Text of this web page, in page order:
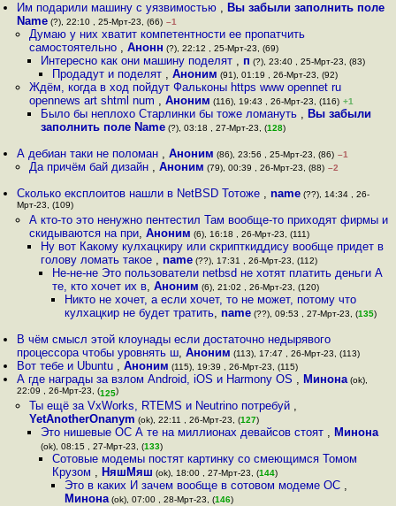
Им подарили машину с уязвимостью , Вы забыли заполнить поле
Name (?), 22:10 , 25-Мрт-23, (66) –1
Думаю у них хватит компетентности ее пропатчить
самостоятельно , Анонн (?), 22:12 , 25-Мрт-23, (69)
Интересно как они машину поделят , п (?), 23:40 , 25-Мрт-23, (83)
Продадут и поделят ,Аноним (91), 01:19 , 26-Мрт-23, (92)
Ждём, когда в ход пойдут Фальконы https www opennet ru
opennews art shtml num , Аноним (116), 19:43 , 26-Мрт-23, (116) +1
Было бы неплохо Старлинки бы тоже ломануть , Вы забыли
заполнить поле Name(?), 03:18 , 27-Мрт-23, (128)
А дебиан таки не поломан ,Аноним (86), 23:56 , 25-Мрт-23, (86) –1
Да причём бай дизайн , Аноним (79), 00:39 , 26-Мрт-23, (88) –2
Сколько експлоитов нашли в NetBSD Тотоже ,name (??), 14:34 , 26-
Мрт-23, (109)
А кто-то это ненужно пентестил Там вообще-то приходят фирмы и
скидываются на при, Аноним (6), 16:18 , 26-Мрт-23, (111)
Ну вот Какому кулхацкиру или скрипткиддису вообще придет в
голову ломать такое , name(??), 17:31 , 26-Мрт-23, (112)
Не-не-не Это пользователи netbsd не хотят платить деньги А
те, кто хочет их в,Аноним (6), 21:02 , 26-Мрт-23, (120)
Никто не хочет, а если хочет, то не может, потому что
кулхацкир не будет тратить, name(??), 09:53 , 27-Мрт-23, (135)
В чём смысл этой клоунады если достаточно недырявого
процессора чтобы уровнять ш,Аноним (113), 17:47 , 26-Мрт-23, (113)
Вот тебе и Ubuntu ,Аноним (115), 19:39 , 26-Мрт-23, (115)
А где награды за взлом Android, iOS и Harmony OS , Минона (ok),
22:09 , 26-Мрт-23, (125)
Ты ещё за VxWorks, RTEMS и Neutrino потребуй ,
YetAnotherOnanym (ok), 22:11 , 26-Мрт-23, (127)
Это нишевые ОС А те на миллионах девайсов стоят , Минона
(ok), 08:15 , 27-Мрт-23, (133)
Сотовые модемы постят картинку со смеющимся Томом
Крузом , НяшМяш (ok), 18:00 , 27-Мрт-23, (144)
Это в каких И зачем вообще в сотовом модеме ОС ,
Минона(ok), 07:00 , 28-Мрт-23, (146)